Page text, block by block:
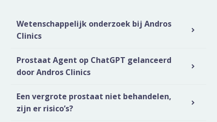
Wetenschappelijk onderzoek bij Andros
Clinics
Prostaat Agent op ChatGPT gelanceerd
door Andros Clinics
Een vergrote prostaat niet behandelen,
zijn er risico’s?